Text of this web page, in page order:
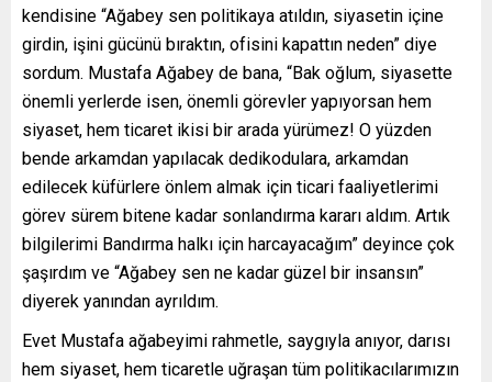
kendisine “Ağabey sen politikaya atıldın, siyasetin içine
girdin, işini gücünü bıraktın, ofisini kapattın neden” diye
sordum. Mustafa Ağabey de bana, “Bak oğlum, siyasette
önemli yerlerde isen, önemli görevler yapıyorsan hem
siyaset, hem ticaret ikisi bir arada yürümez! O yüzden
bende arkamdan yapılacak dedikodulara, arkamdan
edilecek küfürlere önlem almak için ticari faaliyetlerimi
görev sürem bitene kadar sonlandırma kararı aldım. Artık
bilgilerimi Bandırma halkı için harcayacağım” deyince çok
şaşırdım ve “Ağabey sen ne kadar güzel bir insansın”
diyerek yanından ayrıldım.
Evet Mustafa ağabeyimi rahmetle, saygıyla anıyor, darısı
hem siyaset, hem ticaretle uğraşan tüm politikacılarımızın